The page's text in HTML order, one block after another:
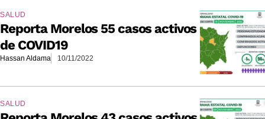
SALUD
Reporta Morelos 55 casos activos
de COVID19
Hassan Aldama 10/11/2022
SALUD